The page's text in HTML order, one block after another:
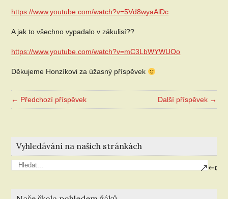
https://www.youtube.com/watch?v=5Vd8wyaAlDc
A jak to všechno vypadalo v zákulisí??
https://www.youtube.com/watch?v=mC3LbWYWUOo
Děkujeme Honzíkovi za úžasný příspěvek
← Předchozí příspěvek Další příspěvek →
Vyhledávání na našich stránkách